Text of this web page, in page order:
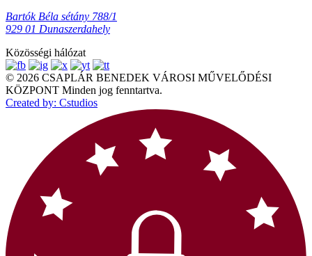
Bartók Béla sétány 788/1
929 01 Dunaszerdahely
Közösségi hálózat
© 2026 CSAPLÁR BENEDEK VÁROSI MŰVELŐDÉSI
KÖZPONT Minden jog fenntartva.
Created by: Cstudios